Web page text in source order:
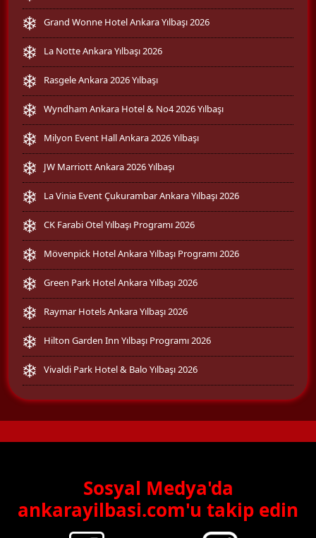
Grand Wonne Hotel Ankara Yılbaşı 2026
La Notte Ankara Yılbaşı 2026
Rasgele Ankara 2026 Yılbaşı
Wyndham Ankara Hotel & No4 2026 Yılbaşı
Milyon Event Hall Ankara 2026 Yılbaşı
JW Marriott Ankara 2026 Yılbaşı
La Vinia Event Çukurambar Ankara Yılbaşı 2026
CK Farabi Otel Yılbaşı Programı 2026
Mövenpick Hotel Ankara Yılbaşı Programı 2026
Green Park Hotel Ankara Yılbaşı 2026
Raymar Hotels Ankara Yılbaşı 2026
Hilton Garden Inn Yılbaşı Programı 2026
Vivaldi Park Hotel & Balo Yılbaşı 2026
Sosyal Medya'da
ankarayilbasi.com'u takip edin